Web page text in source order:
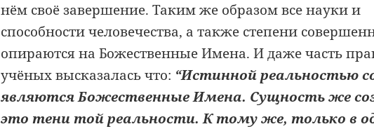
нём своё завершение. Таким же образом все науки и
способности человечества, а также степени
опираются на Божественные Имена. И даже часть
учёных высказалась что: “Истинной реальностью
являются Божественные Имена. Сущность же
это тени той реальности. К тому же, только в